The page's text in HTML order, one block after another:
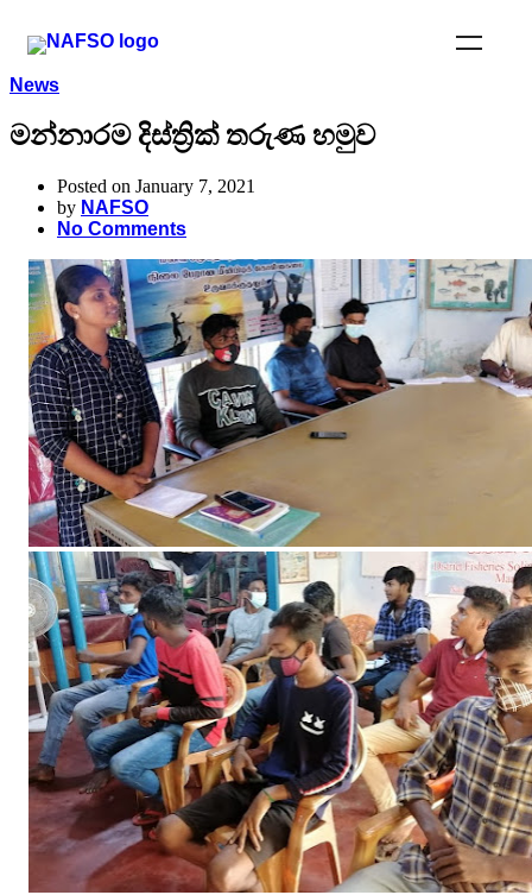
News
මන්නාරම දිස්ත්‍රික් තරුණ හමුව
Posted on January 7, 2021
by NAFSO
No Comments